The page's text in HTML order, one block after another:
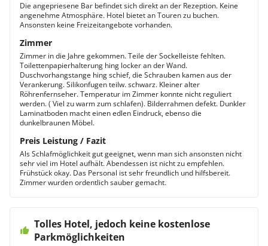
Die angepriesene Bar befindet sich direkt an der Rezeption. Keine
angenehme Atmosphäre. Hotel bietet an Touren zu buchen.
Ansonsten keine Freizeitangebote vorhanden.
Zimmer
Zimmer in die Jahre gekommen. Teile der Sockelleiste fehlten.
Toilettenpapierhalterung hing locker an der Wand.
Duschvorhangstange hing schief, die Schrauben kamen aus der
Verankerung. Silikonfugen teilw. schwarz. Kleiner alter
Röhrenfernseher. Temperatur im Zimmer konnte nicht reguliert
werden. ( Viel zu warm zum schlafen). Bilderrahmen defekt. Dunkler
Laminatboden macht einen edlen Eindruck, ebenso die
dunkelbraunen Möbel.
Preis Leistung / Fazit
Als Schlafmöglichkeit gut geeignet, wenn man sich ansonsten nicht
sehr viel im Hotel aufhält. Abendessen ist nicht zu empfehlen.
Frühstück okay. Das Personal ist sehr freundlich und hilfsbereit.
Zimmer wurden ordentlich sauber gemacht.
Tolles Hotel, jedoch keine kostenlose
Parkmöglichkeiten